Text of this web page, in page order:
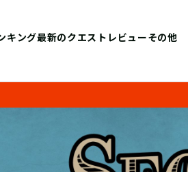
キング最新のクエストレビューその他